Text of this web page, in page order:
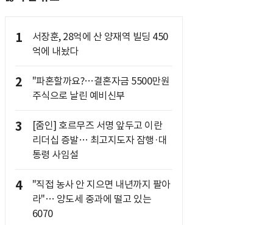
1
서장훈, 28억에 산 양재역 빌딩 450
억에 내놨다
2
"파혼할까요?…결혼자금 5500만원
주식으로 날린 예비신부
3
[줌인] 호르무즈 서명 앞두고 이란
리더십 증발… 최고지도자 잠행·대
통령 사임설
4
"직접 농사 안 지으면 내년까지 팔아
라"… 양도세 중과에 떨고 있는
6070